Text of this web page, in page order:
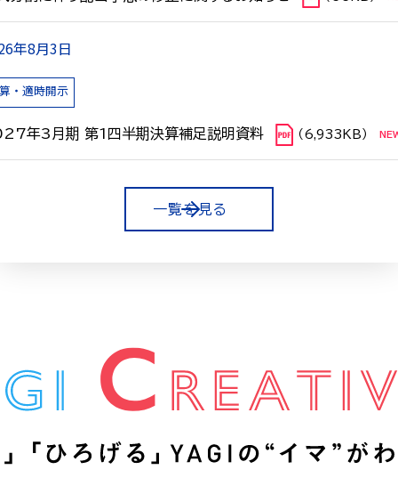
年8月3日
・適時開示
年3月期 第1四半期決算補足説明資料 （6,933KB）
一覧を見る